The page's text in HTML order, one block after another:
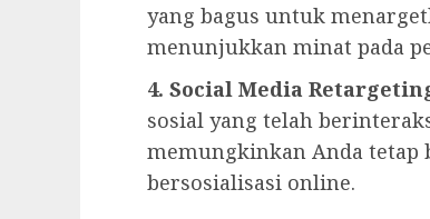
yang bagus untuk
menunjukkan minat pada
4. Social Media
sosial yang telah
memungkinkan Anda tetap
bersosialisasi online.